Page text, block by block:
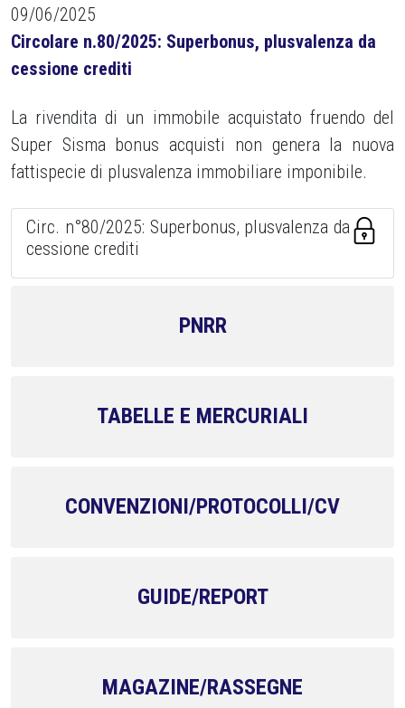
09/06/2025
Circolare n.80/2025: Superbonus, plusvalenza da
cessione crediti
La rivendita di un immobile acquistato fruendo del
Super Sisma bonus acquisti non genera la nuova
fattispecie di plusvalenza immobiliare imponibile.
Circ. n°80/2025: Superbonus, plusvalenza da
cessione crediti
PNRR
TABELLE E MERCURIALI
CONVENZIONI/PROTOCOLLI/CV
GUIDE/REPORT
MAGAZINE/RASSEGNE